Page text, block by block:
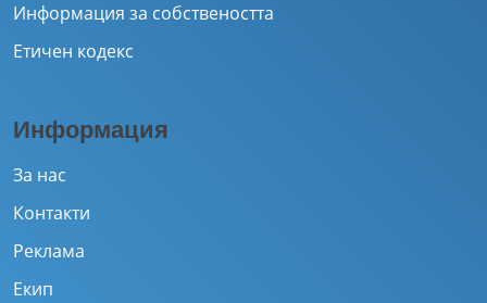
Информация за собствеността
Етичен кодекс
Информация
За нас
Контакти
Реклама
Екип